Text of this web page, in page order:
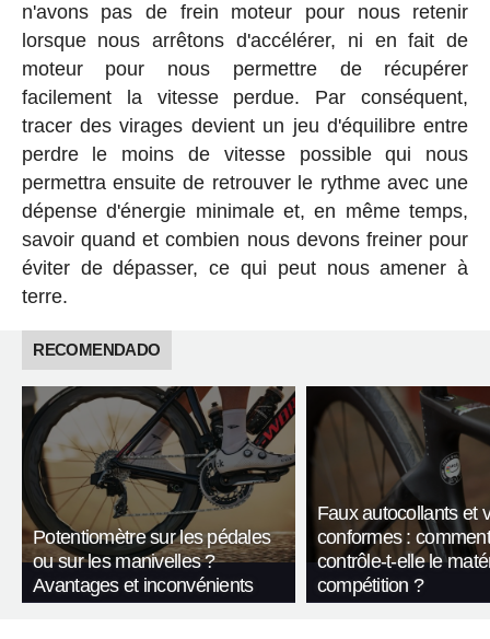
n'avons pas de frein moteur pour nous retenir
lorsque nous arrêtons d'accélérer, ni en fait de
moteur pour nous permettre de récupérer
facilement la vitesse perdue. Par conséquent,
tracer des virages devient un jeu d'équilibre entre
perdre le moins de vitesse possible qui nous
permettra ensuite de retrouver le rythme avec une
dépense d'énergie minimale et, en même temps,
savoir quand et combien nous devons freiner pour
éviter de dépasser, ce qui peut nous amener à
terre.
RECOMENDADO
Potentiomètre sur les pédales
ou sur les manivelles ?
Avantages et inconvénients
Faux autocollants et
conformes :
contrôle-t-elle le
compétition ?